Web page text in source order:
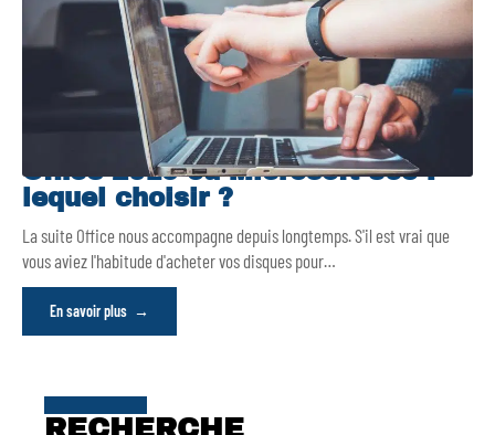
Office 2019 ou Microsoft 365 :
lequel choisir ?
La suite Office nous accompagne depuis longtemps. S'il est vrai que
vous aviez l'habitude d'acheter vos disques pour…
En savoir plus
RECHERCHE